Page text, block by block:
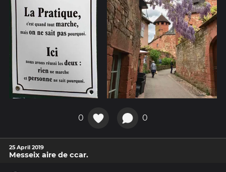
0 0
25 April 2019
Messeix aire de ccar.